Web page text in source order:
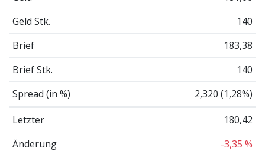
Geld Stk.
140
Brief
183,38
Brief Stk.
140
Spread (in %)
2,320 (1,28%)
Letzter
180,42
Änderung
-3,35 %